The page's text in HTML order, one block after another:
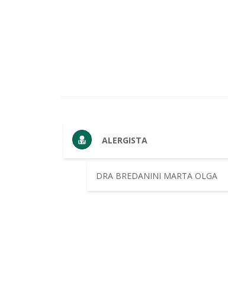
ALERGISTA
DRA BREDANINI MARTA OLGA